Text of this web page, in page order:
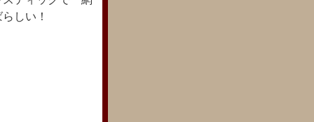
しい！